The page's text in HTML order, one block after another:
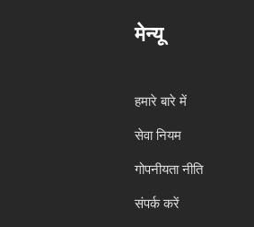
मेन्यू
हमारे बारे में
सेवा नियम
गोपनीयता नीति
संपर्क करें